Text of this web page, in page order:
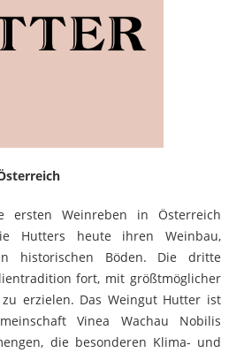
Weinreben in Österreich
Hutters heute ihren Weinbau,
historischen Böden. Die dritte
fort, mit größtmöglicher
erzielen. Das Weingut Hutter ist
Vinea Wachau Nobilis
die besonderen Klima- und